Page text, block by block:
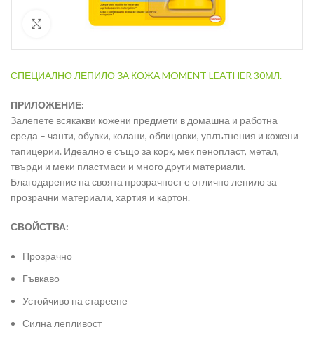
Кликнете за уголемяване
СПЕЦИАЛНО ЛЕПИЛО ЗА КОЖА MOMENT LEATHER 30МЛ.
ПРИЛОЖЕНИЕ:
Залепете всякакви кожени предмети в домашна и работна
среда – чанти, обувки, колани, облицовки, уплътнения и кожени
тапицерии. Идеално е също за корк, мек пенопласт, метал,
твърди и меки пластмаси и много други материали.
Благодарение на своята прозрачност е отлично лепило за
прозрачни материали, хартия и картон.
СВОЙСТВА:
Прозрачно
Гъвкаво
Устойчиво на стареене
Силна лепливост